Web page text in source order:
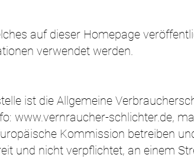
auf dieser Homepage
verwendet werden.
ist die Allgemeine
www.vernraucher-schlichter.de,
Kommission betreiben
und nicht verpflichtet, an einem